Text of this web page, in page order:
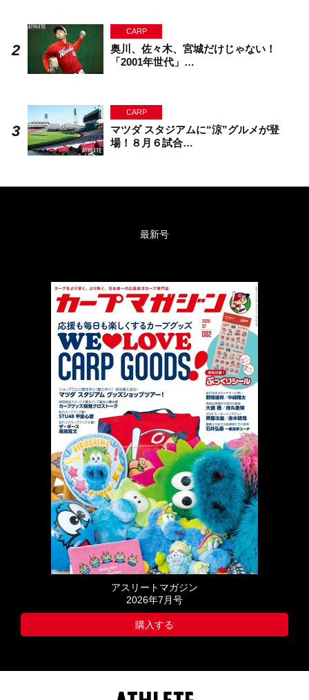
CARP
奥川、佐々木、宮城だけじゃない！
「2001年世代」…
CARP
マツダ スタジアムに“涼”グルメが登
場！８月６試合…
最新号
アスリートマガジン
2026年7月号
購入する